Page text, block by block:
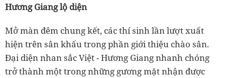
Hương Giang lộ diện
Mở màn đêm chung kết, các thí sinh lần lượt xuất
hiện trên sân khấu trong phần giới thiệu chào sân.
Đại diện nhan sắc Việt - Hương Giang nhanh chóng
trở thành một trong những gương mặt nhận được